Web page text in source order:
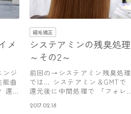
メ
ンジ
曲
還
縮毛矯正
システアミンの残臭処理
～その2～
前回の→システアミン残臭処理
では… システアミン＆GMTで
還元後に中間処理で 「フォレ
2017.02.18